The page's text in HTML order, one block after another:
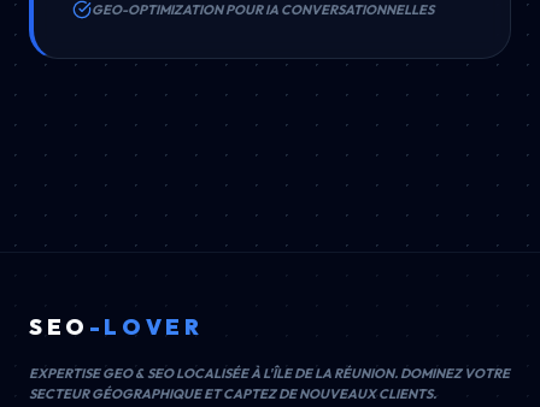
GEO-OPTIMIZATION POUR IA CONVERSATIONNELLES
SEO -LOVER
EXPERTISE GEO & SEO LOCALISÉE À L'ÎLE DE LA RÉUNION. DOMINEZ VOTRE
SECTEUR GÉOGRAPHIQUE ET CAPTEZ DE NOUVEAUX CLIENTS.